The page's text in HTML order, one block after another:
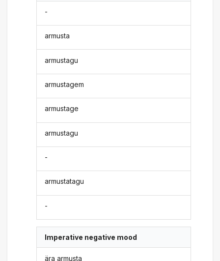
-
armusta
armustagu
armustagem
armustage
armustagu
-
armustatagu
-
Imperative negative mood
ära armusta